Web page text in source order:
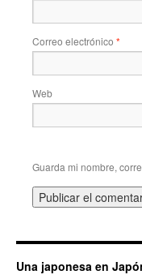
Correo electrónico *
Web
Guarda mi nombre,
Una japonesa en